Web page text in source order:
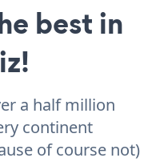
best in
a half million
continent
of course not)